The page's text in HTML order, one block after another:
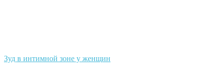
Зуд в интимной зоне у женщин